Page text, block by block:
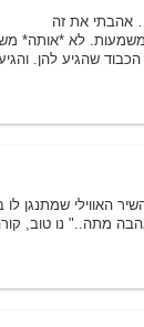
אהבתי את זה
משמעות. לא *אותה*
שהגיע להן.
מתה.." נו טוב,